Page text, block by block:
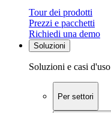
Tour dei prodotti
Prezzi e pacchetti
Richiedi una demo
Soluzioni
Soluzioni e casi d'uso
Per settori